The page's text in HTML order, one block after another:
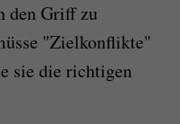
den Griff zu
"Zielkonflikte"
sie die richtigen